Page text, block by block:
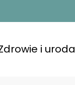
i uroda